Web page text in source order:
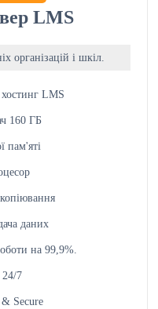
LMS
організацій і шкіл.
LMS
160 ГБ
пам'яті
даних
на 99,9%.
7
Secure